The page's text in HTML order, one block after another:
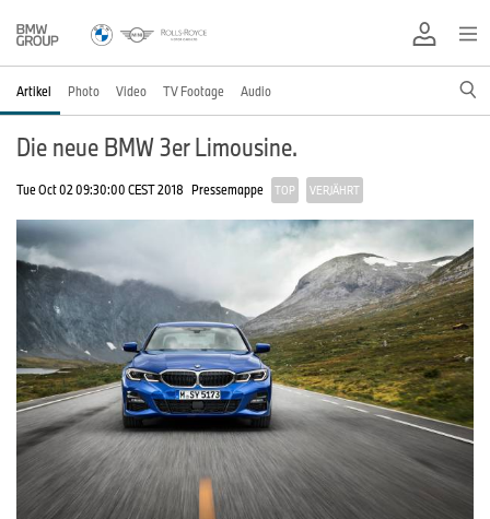
Artikel Photo Video TV Footage Audio
Die neue BMW 3er Limousine.
Tue Oct 02 09:30:00 CEST 2018 Pressemappe TOP VERJÄHRT